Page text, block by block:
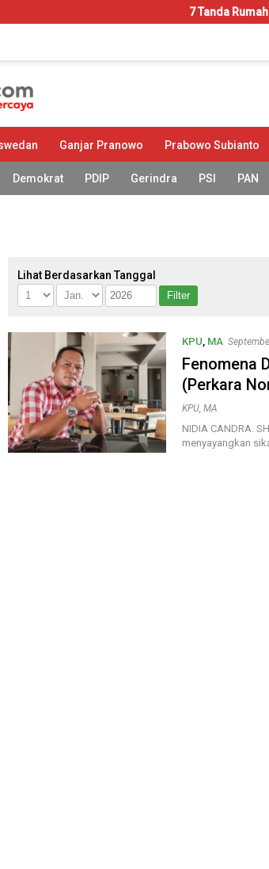
7 Tanda Rumah Mulai
Ganjar Pranowo Prabowo Subianto
Demokrat PDIP Gerindra PSI PAN
Lihat Berdasarkan Tanggal
KPU MA
Fenomena
(Perkara
KPU ,MA
NIDIA CANDRA.
menyayangkan